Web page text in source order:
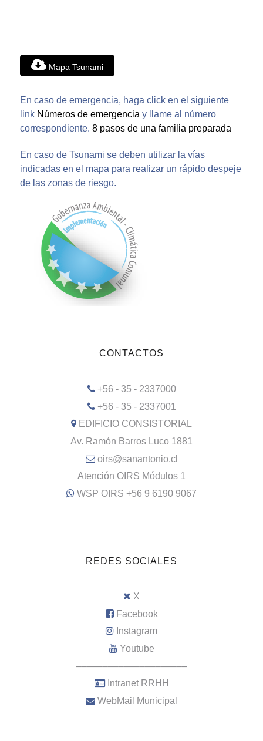
Mapa Tsunami
En caso de emergencia, haga click en el siguiente
link Números de emergencia y llame al número
correspondiente. 8 pasos de una familia preparada
En caso de Tsunami se deben utilizar la vías
indicadas en el mapa para realizar un rápido despeje
de las zonas de riesgo.
CONTACTOS
+56 - 35 - 2337000
+56 - 35 - 2337001
EDIFICIO CONSISTORIAL
Av. Ramón Barros Luco 1881
oirs@sanantonio.cl
Atención OIRS Módulos 1
WSP OIRS +56 9 6190 9067
REDES SOCIALES
X
Facebook
Instagram
Youtube
–––––––––––––––––––––
Intranet RRHH
WebMail Municipal